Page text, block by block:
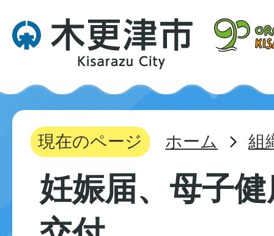
現在のページ ホーム 組
妊娠届、母子